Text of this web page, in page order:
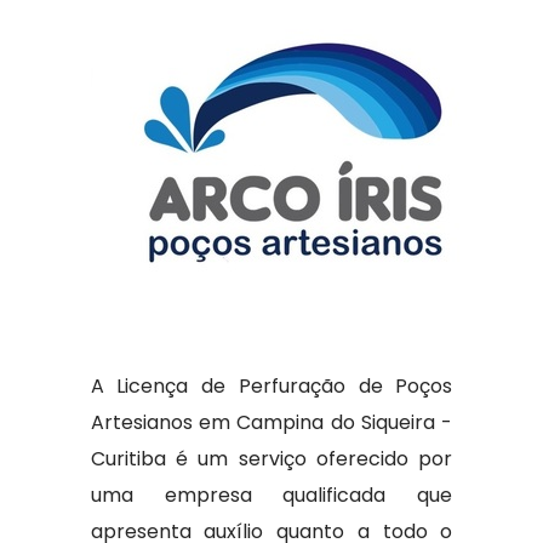
A Licença de Perfuração de Poços
Artesianos em Campina do Siqueira -
Curitiba é um serviço oferecido por
uma empresa qualificada que
apresenta auxílio quanto a todo o